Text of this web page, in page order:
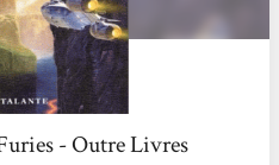
- Outre Livres